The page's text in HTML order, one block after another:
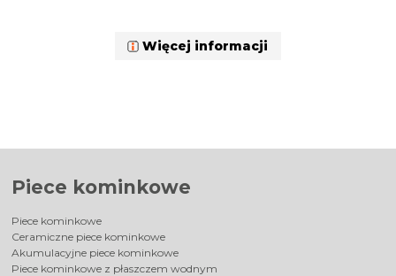
Więcej informacji
Piece kominkowe
Piece kominkowe
Ceramiczne piece kominkowe
Akumulacyjne piece kominkowe
Piece kominkowe z płaszczem wodnym